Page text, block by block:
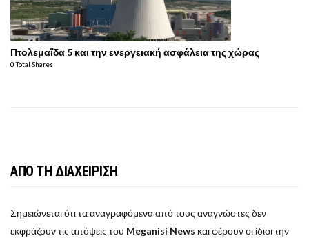
Πτολεμαΐδα 5 και την ενεργειακή ασφάλεια της χώρας
0 Total Shares
ΑΠΟ ΤΗ ΔΙΑΧΕΙΡΙΣΗ
Σημειώνεται ότι τα αναγραφόμενα από τους αναγνώστες δεν
εκφράζουν τις απόψεις του Meganisi News και φέρουν οι ίδιοι την